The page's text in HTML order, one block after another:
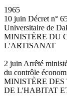
1965
10 juin Décret n°
Universitaire de
MINISTÈRE DU
L'ARTISANAT
2 juin Arrêté
du contrôle
MINISTÈRE
DE L'HABITAT